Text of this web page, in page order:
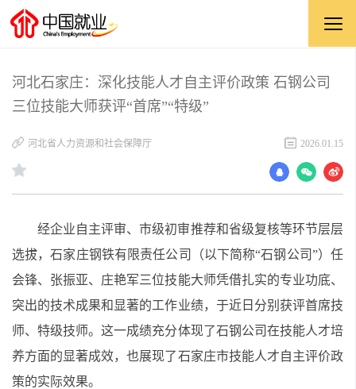
河北石家庄：深化技能人才自主评价政策 石钢公司
三位技能大师获评“首席”“特级”
河北省人力资源和社会保障厅 2026.01.15
经企业自主评审、市级初审推荐和省级复核等环节层层
选拔，石家庄钢铁有限责任公司（以下简称“石钢公司”）任
会锋、张振亚、庄艳军三位技能大师凭借扎实的专业功底、
突出的技术成果和显著的工作业绩，于近日分别获评首席技
师、特级技师。这一成绩充分体现了石钢公司在技能人才培
养方面的显著成效，也展现了石家庄市技能人才自主评价政
策的实际效果。